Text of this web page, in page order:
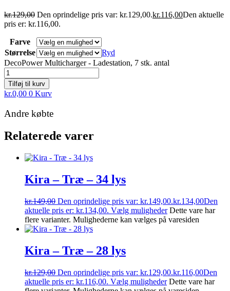
kr.129,00 Den oprindelige pris var: kr.129,00.kr.116,00Den aktuelle
pris er: kr.116,00.
Farve
Størrelse
Ryd
DecoPower Multicharger - Ladestation, 7 stk. antal
Tilføj til kurv
kr.0,00 0 Kurv
Andre købte
Relaterede varer
Kira – Træ – 34 lys
kr.149,00 Den oprindelige pris var: kr.149,00.kr.134,00Den
aktuelle pris er: kr.134,00. Vælg muligheder Dette vare har
flere varianter. Mulighederne kan vælges på varesiden
Kira – Træ – 28 lys
kr.129,00 Den oprindelige pris var: kr.129,00.kr.116,00Den
aktuelle pris er: kr.116,00. Vælg muligheder Dette vare har